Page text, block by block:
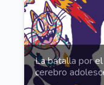
La batalla por
cerebro